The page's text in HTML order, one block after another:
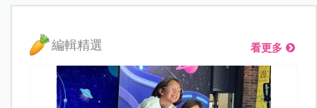
編輯精選 看更多